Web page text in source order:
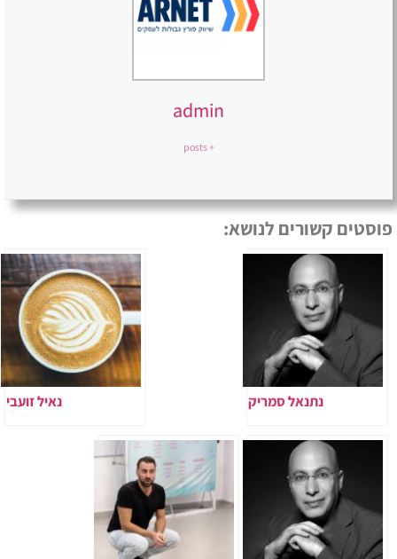
admin
+ posts
פוסטים קשורים לנושא:
נתנאל סמריק נאיל זועבי